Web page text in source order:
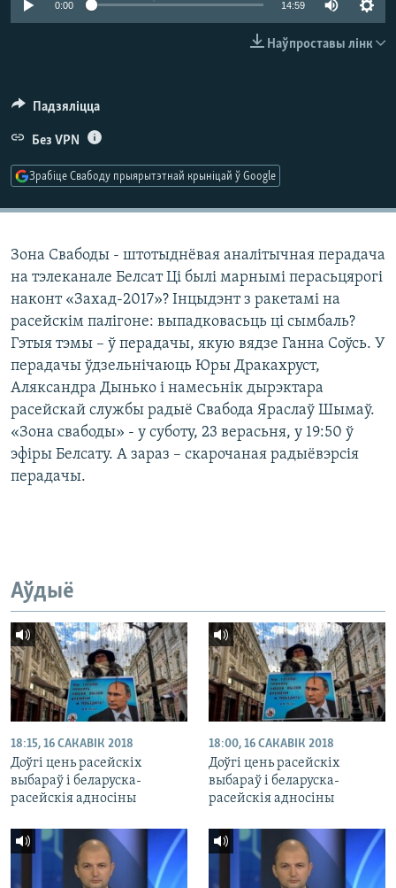
КУЛЬТУРА
МОВА0:00 14:59
Наўпроставы лінк
Падзяліцца
Без VPN
Зрабіце Свабоду прыярытэтнай крыніцай ў Google
Зона Свабоды - штотыднёвая аналітычная перадача
на тэлеканале Белсат Ці былі марнымі перасьцярогі
наконт «Захад-2017»? Інцыдэнт з ракетамі на
расейскім палігоне: выпадковасьць ці сымбаль?
Гэтыя тэмы – ў перадачы, якую вядзе Ганна Соўсь. У
перадачы ўдзельнічаюць Юры Дракахруст,
Аляксандра Дынько і намесьнік дырэктара
расейскай службы радыё Свабода Яраслаў Шымаў.
«Зона свабоды» - у суботу, 23 верасьня, у 19:50 ў
эфіры Белсату. А зараз – скарочаная радыёвэрсія
перадачы.
Аўдыё
18:15, 16 САКАВІК 2018
Доўгі цень расейскіх
выбараў і беларуска-
расейскія адносіны
18:00, 16 САКАВІК 2018
Доўгі цень расейскіх
выбараў і беларуска-
расейскія адносіны